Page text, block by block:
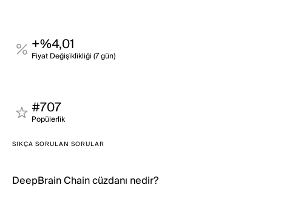
+%4,01
Fi̇yat Deği̇şi̇kli̇kli̇ği̇ (7 gün)
#707
Popülerli̇k
SIKÇA SORULAN SORULAR
DeepBrain Chain cüzdanı nedir?